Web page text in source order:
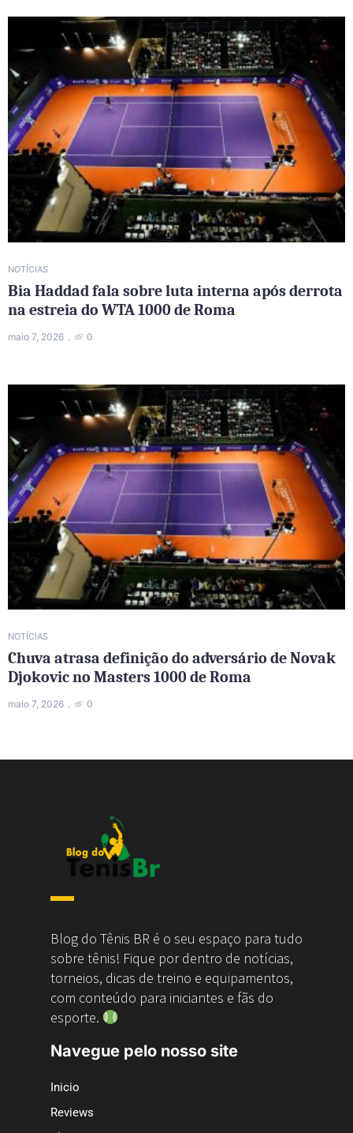
NOTÍCIAS
Bia Haddad fala sobre luta interna após derrota
na estreia do WTA 1000 de Roma
maio 7, 2026 0
NOTÍCIAS
Chuva atrasa definição do adversário de Novak
Djokovic no Masters 1000 de Roma
maio 7, 2026 0
Blog do Tênis BR é o seu espaço para tudo
sobre tênis! Fique por dentro de notícias,
torneios, dicas de treino e equipamentos,
com conteúdo para iniciantes e fãs do
esporte.
Navegue pelo nosso site
Inicio
Reviews